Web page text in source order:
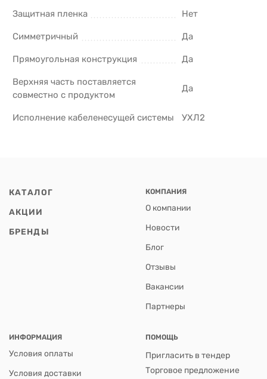
Защитная пленка Нет
Симметричный Да
Прямоугольная конструкция Да
Верхняя часть поставляется
совместно с продуктом
Да
Исполнение кабеленесущей системы УХЛ2
КАТАЛОГ
АКЦИИ
БРЕНДЫ
КОМПАНИЯ
О компании
Новости
Блог
Отзывы
Вакансии
Партнеры
ИНФОРМАЦИЯ
Условия оплаты
Условия доставки
ПОМОЩЬ
Пригласить в тендер
Торговое предложение